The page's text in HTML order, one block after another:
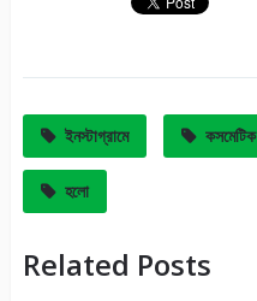
ইনস্টাগ্রামে কসমেটিক
হলো
Related Posts